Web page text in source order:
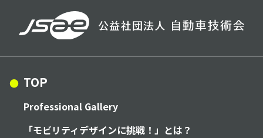
TOP
Professional Gallery
「モビリティデザインに挑戦！」 とは？